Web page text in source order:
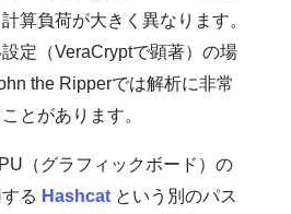
算負荷が大きく異なります。
定（VeraCryptで顕著）の場
the Ripperでは解析に非常
とがあります。
（グラフィックボード）の
る Hashcat という別のパス